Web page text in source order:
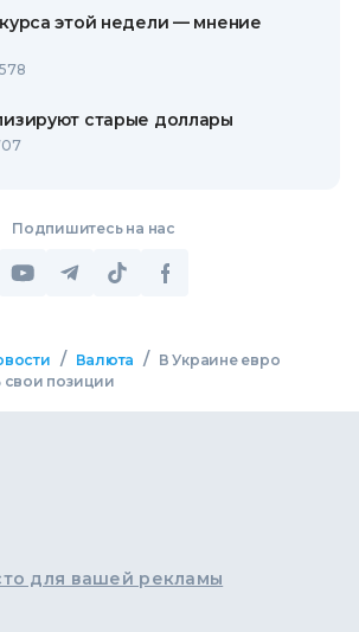
этой недели — мнение
старые доллары
Подпишитесь на нас
/ Валюта /
В Украине евро
свои позиции
для вашей рекламы